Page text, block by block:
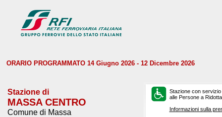
ORARIO PROGRAMMATO 14 Giugno 2026 - 12 Dicembre 2026
Stazione di
MASSA CENTRO
Comune di Massa
Stazione con
alle Persone a
Informazioni sulla